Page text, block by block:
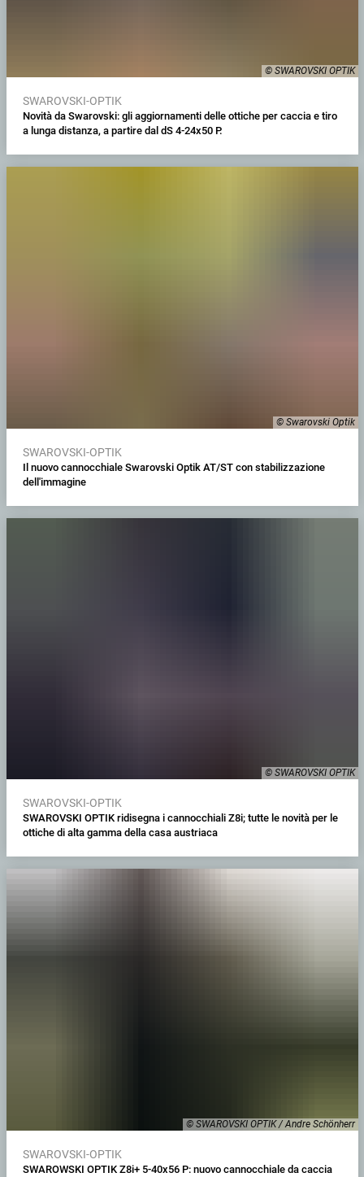
© SWAROVSKI OPTIK
SWAROVSKI-OPTIK
Novità da Swarovski: gli aggiornamenti delle ottiche per caccia e tiro
a lunga distanza, a partire dal dS 4-24x50 P.
© Swarovski Optik
SWAROVSKI-OPTIK
Il nuovo cannocchiale Swarovski Optik AT/ST con stabilizzazione
dell'immagine
© SWAROVSKI OPTIK
SWAROVSKI-OPTIK
SWAROVSKI OPTIK ridisegna i cannocchiali Z8i; tutte le novità per le
ottiche di alta gamma della casa austriaca
© SWAROVSKI OPTIK / Andre Schönherr
SWAROVSKI-OPTIK
SWAROWSKI OPTIK Z8i+ 5-40x56 P: nuovo cannocchiale da caccia